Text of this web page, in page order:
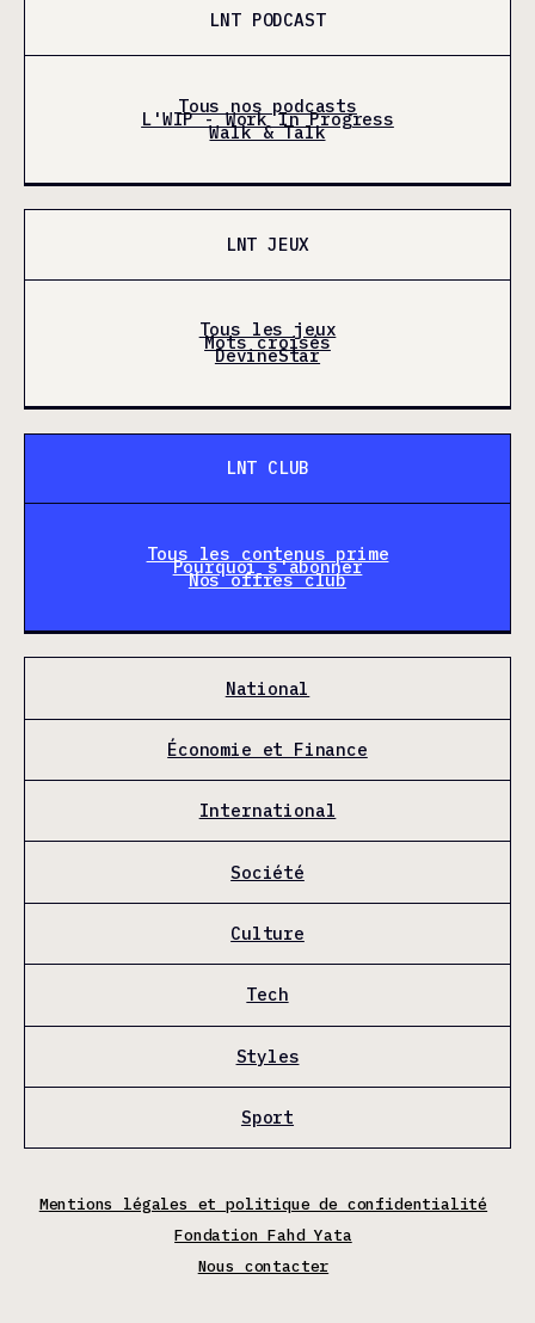
LNT PODCAST
Tous nos podcasts
L'WIP - Work In Progress
Walk & Talk
LNT JEUX
Tous les jeux
Mots croisés
DevineStar
LNT CLUB
Tous les contenus prime
Pourquoi s'abonner
Nos offres club
National
Économie et Finance
International
Société
Culture
Tech
Styles
Sport
Mentions légales et politique de confidentialité
Fondation Fahd Yata
Nous contacter